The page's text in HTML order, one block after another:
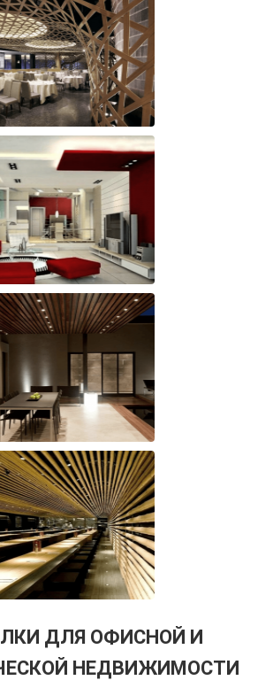
ДЛЯ ОФИСНОЙ И
НЕДВИЖИМОСТИ